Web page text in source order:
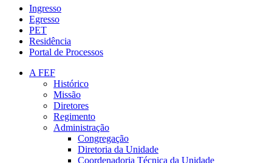
Ingresso
Egresso
PET
Residência
Portal de Processos
A FEF
Histórico
Missão
Diretores
Regimento
Administração
Congregação
Diretoria da Unidade
Coordenadoria Técnica da Unidade